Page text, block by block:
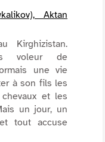
Aktan
Kirghizistan.
voleur de
une vie
à son fils les
et les
un jour, un
tout accuse